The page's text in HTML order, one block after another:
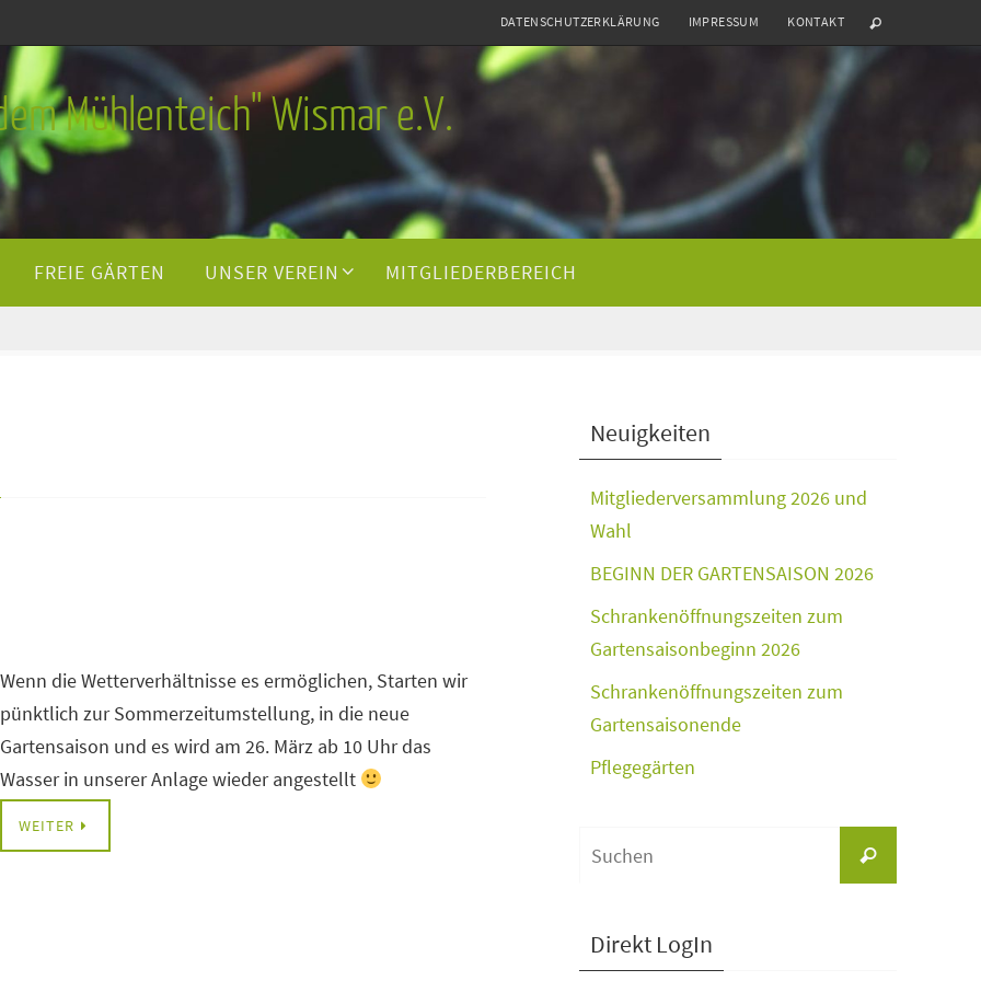
DATENSCHUTZERKLÄRUNG IMPRESSUM KONTAKT
Mühlenteich" Wismar e.V.
FREIE GÄRTEN UNSER VEREIN MITGLIEDERBEREICH
Wenn die Wetterverhältnisse es ermöglichen, Starten wir
pünktlich zur Sommerzeitumstellung, in die neue
Gartensaison und es wird am 26. März ab 10 Uhr das
Wasser in unserer Anlage wieder angestellt
WEITER
Neuigkeiten
Mitgliederversammlung 2026 und
Wahl
BEGINN DER GARTENSAISON 2026
Schrankenöffnungszeiten zum
Gartensaisonbeginn 2026
Schrankenöffnungszeiten zum
Gartensaisonende
Pflegegärten
Suchen
Direkt LogIn